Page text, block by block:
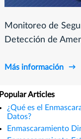
Monitoreo de
Detección de
Más información
Popular Articles
¿Qué es el
Datos?
Enmascaramiento